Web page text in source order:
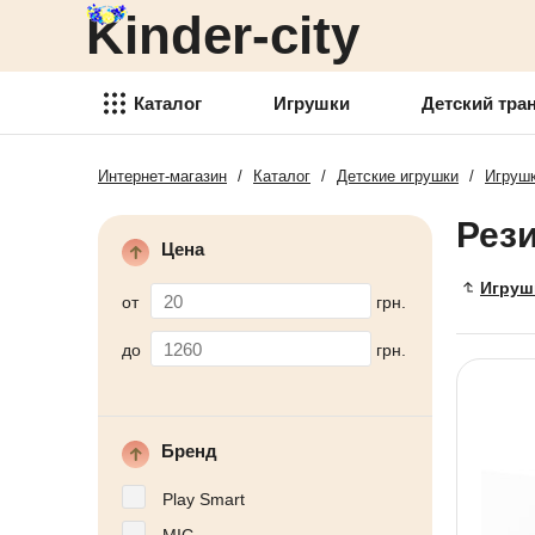
Kinder-city
Каталог
Игрушки
Детский транспорт
творчества
Детские спортивные товары
Аксессуары для детей
Детские украшения
Игрушки Детский
Детский транспорт
Товары для детского
Детские спортивные товары
Товари для активного отдыха
Аксессуары для детей
Детские украшения
Детская косметика
Новогодние украшения
Детская мебель
Интернет-магазин / Каталог / Детские игрушки /
Цена
от грн.
до грн.
Бренд
Play Smart